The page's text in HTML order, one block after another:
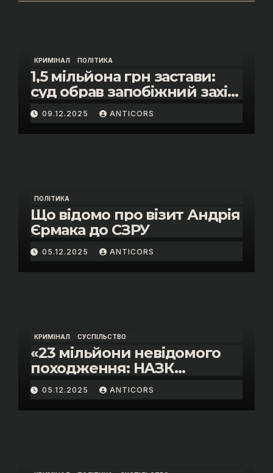
КРИМІНАЛ ПОЛІТИКА
1,5 мільйона грн застави:
суд обрав запобіжний захід
помічнику нардепки Анни
Скороход у справі про
«санкційний підкуп»
09.12.2025 ANTICORS
ПОЛІТИКА
Що відомо про візит Андрія
Єрмака до СЗРУ
05.12.2025 ANTICORS
КРИМІНАЛ СУСПІЛЬСТВО
«23 мільйони невідомого
походження: НАЗК
викрило розкішне життя
інспектора митниці “Тиса”
Василя Пупени»
05.12.2025 ANTICORS